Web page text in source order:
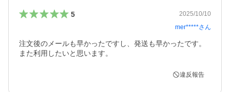
5
2025/10/10
mer*****さん
注文後のメールも早かったですし、発送も早かったです。
また利用したいと思います。
違反報告